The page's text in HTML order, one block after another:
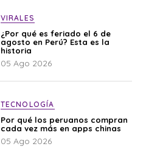
VIRALES
¿Por qué es feriado el 6 de
agosto en Perú? Esta es la
historia
05 Ago 2026
TECNOLOGÍA
Por qué los peruanos compran
cada vez más en apps chinas
05 Ago 2026